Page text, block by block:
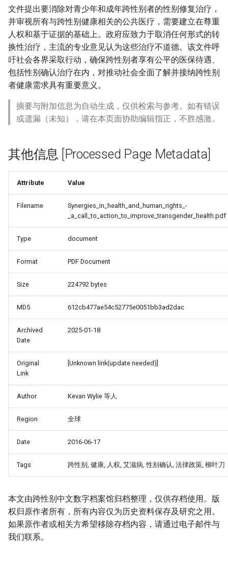
文件提出要消除对青少年和成年跨性别者的性别修复治疗，
并审视所有与跨性别健康相关的公共医疗，需要建立在尊重
人权和基于证据的基础上。政府应致力于取消任何形式的转
换性治疗，主流的专业意见认为这些治疗不道德。该文件呼
吁社会各界采取行动，确保跨性别者享有公平的医保待遇、
包括性别确认治疗在内，对推动社会全面了解并接纳跨性别
者健康需求具有重要意义。
摘要与附加信息为自动生成，仅供检索与参考。如有错误
或遗漏（未知），请在本页面协助编辑指正，不胜感激。
其他信息 [Processed Page Metadata]
Attribute Value
Filename
Synergies_in_health_and_human_rights_-
_a_call_to_action_to_improve_transgender_health.pdf
Type document
Format PDF Document
Size 224792 bytes
MD5 612cb477ae54c52775e0051bb3ad2dac
Archived
Date
2025-01-18
Original
Link
[Unknown link(update needed)]
Author Kevan Wylie 等人
Region 全球
Date 2016-06-17
Tags 跨性别, 健康, 人权, 艾滋病, 性别确认, 法律政策, 柳叶刀
本文由跨性别中文数字档案馆归档整理，仅供存档使用。版
权归原作者所有，所有内容仅为历史资料保存及研究之用。
如果原作者或相关方希望移除存档内容，请通过电子邮件与
我们联系。